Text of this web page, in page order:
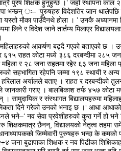
पुरष शिक्षक हुनुहुन्छ ।’ जहाँ स्थापना काल
भन्छन् ः– ‘पुरुषहरु विदेशतिर जान थालेपछि
यस्तो मौका पाउँदैनथे होला । ’ उनकै अध्यानमा
लिने र विदेश जाने तार्तम्य मिलाएर
महिलाहरुको आकर्षण बढ्दै गएको बताएको छ ।
राहत कोटा मध्ये ३८६ दरबन्दीमा २८५ जना
र २८ जना राहतमा रहेर ६३ जना महिला
सहभागिता रहेपनि जम्मा १९८ स्थायी र
अर्यालले बताए । राहत र दरबन्दीको
जानकारी गराए । बालबिकाश तर्फ ४५७ कोटा
। सामुदायिक र संस्थागत बिद्यालयहरुमा
दिने गरेको उनको भनाइ छ ।‘ आधा
भने–‘ नव सेवा प्रवेशीहरुको कुरा गर्ने हो भने
शिक्षकमात्र छैनन्, विद्यालयको नेतृत्व
जिम्मेवारी पुरुषहरु भन्दा के कमको
जना बुढापाका शिक्षक र नव पिढीका